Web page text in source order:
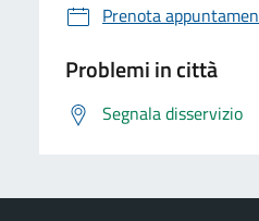
Prenota
Problemi in città
Segnala disservizio